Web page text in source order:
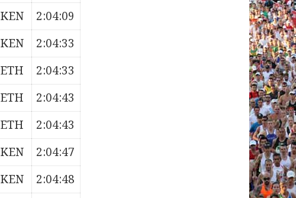
KEN
2:04:09
KEN
2:04:33
ETH
2:04:33
ETH
2:04:43
ETH
2:04:43
KEN
2:04:47
KEN
2:04:48